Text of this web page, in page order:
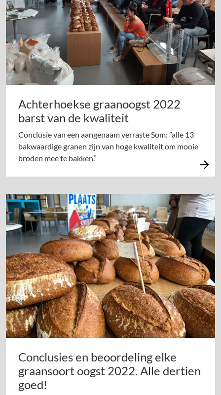
Achterhoekse graanoogst 2022
barst van de kwaliteit
Conclusie van een aangenaam verraste Som: ”alle 13
bakwaardige granen zijn van hoge kwaliteit om mooie
broden mee te bakken.”
Conclusies en beoordeling elke
graansoort oogst 2022. Alle dertien
goed!